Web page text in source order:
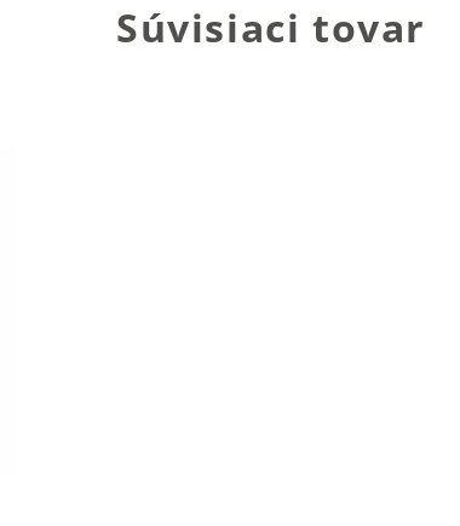
Súvisiaci tovar